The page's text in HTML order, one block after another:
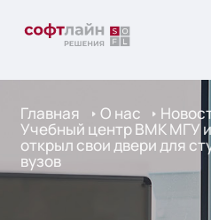
Главная О нас
Учебный центр ВМК МГУ
открыл свои двери для
вузов